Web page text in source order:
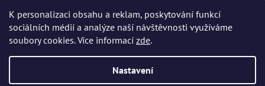
K personalizaci obsahu a reklam, poskytování funkcí
sociálních médií a analýze naší návštěvnosti využíváme
soubory cookies. Více informací zde.
Nastavení